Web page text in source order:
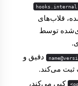
قلاب‌های
توسط
دقیق و
کپی می‌کند،